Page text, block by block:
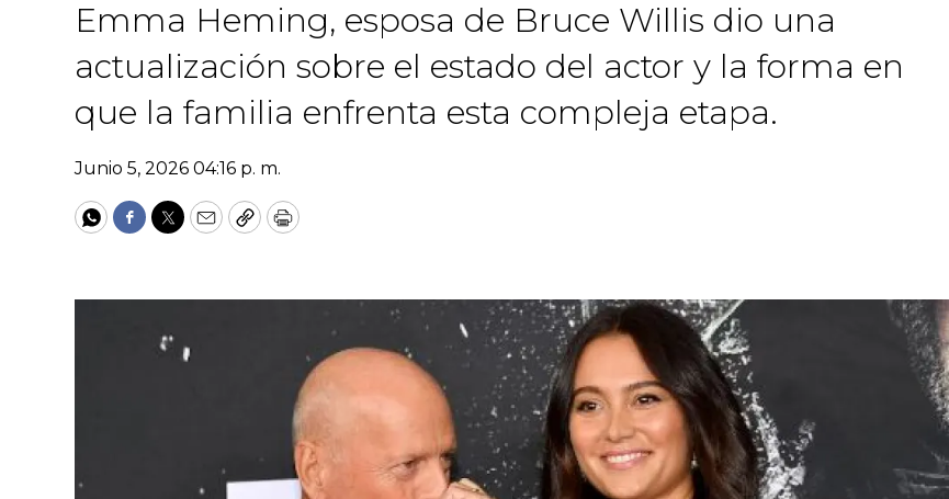
Emma Heming, esposa de Bruce Willis dio una
actualización sobre el estado del actor y la forma en
que la familia enfrenta esta compleja etapa.
Junio 5, 2026 04:16 p. m.
WhatsApp
Facebook
Twitter
EmailCopyPrint